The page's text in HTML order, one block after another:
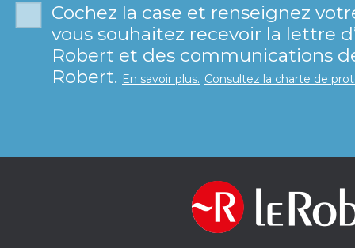
Cochez la case et renseignez
vous souhaitez recevoir la lettre
Robert et des communications
Robert. En savoir plus. Consultez la charte de